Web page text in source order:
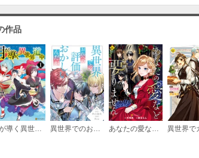
作品
月が導く異世界道中 異世界でのおれへの評価がおかしいんだが（分冊版） あなたの愛など要りません